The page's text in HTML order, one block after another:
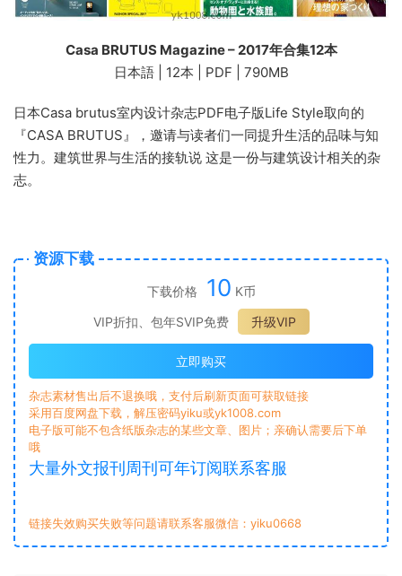
Casa BRUTUS Magazine – 2017年合集12本
日本語 | 12本 | PDF | 790MB
日本Casa brutus室内设计杂志PDF电子版Life Style取向的
『CASA BRUTUS』，邀请与读者们一同提升生活的品味与知
性力。建筑世界与生活的接轨说 这是一份与建筑设计相关的杂
志。
资源下载
下载价格 10 K币
VIP折扣、包年SVIP免费
升级VIP
立即购买
杂志素材售出后不退换哦，支付后刷新页面可获取链接
采用百度网盘下载，解压密码yiku或yk1008.com
电子版可能不包含纸版杂志的某些文章、图片；亲确认需要后下单
哦
大量外文报刊周刊可年订阅联系客服
链接失效购买失败等问题请联系客服微信：yiku0668